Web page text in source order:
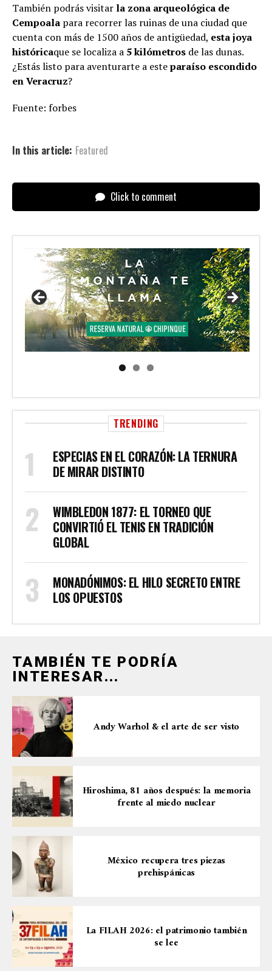
También podrás visitar la zona arqueológica de
Cempoala para recorrer las ruinas de una ciudad que
cuenta con más de 1500 años de antigüedad, esta joya
históricaque se localiza a 5 kilómetros de las dunas.
¿Estás listo para aventurarte a esteparaíso escondido
en Veracruz?
Fuente: forbes
In this article: Featured
Click to comment
TRENDING
ESPECIAS EN EL CORAZÓN: LA TERNURA
DE MIRAR DISTINTO
WIMBLEDON 1877: EL TORNEO QUE
CONVIRTIÓ EL TENIS EN TRADICIÓN
GLOBAL
MONADÓNIMOS: EL HILO SECRETO ENTRE
LOS OPUESTOS
TAMBIÉN TE PODRÍA
INTERESAR...
Andy Warhol & el arte de ser visto
Hiroshima, 81 años después: la memoria
frente al miedo nuclear
México recupera tres piezas
prehispánicas
La FILAH 2026: el patrimonio también
se lee